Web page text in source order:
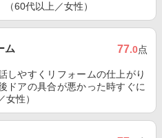
60代以上／女性）
ム 77.0点
しやすくリフォームの仕上がり
ドアの具合が悪かった時すぐに
性）